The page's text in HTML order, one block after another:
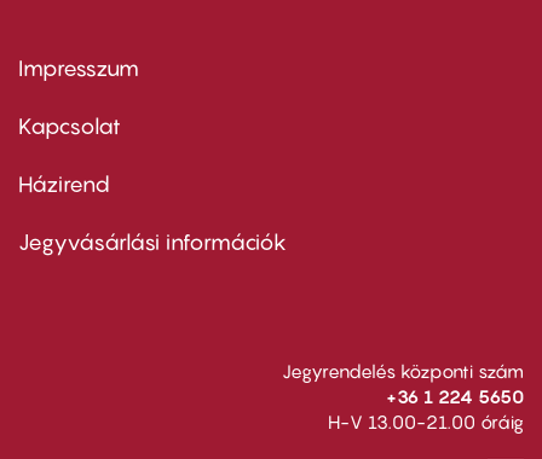
Footer
first
Impresszum
Kapcsolat
Footer
second
Házirend
Jegyvásárlási információk
Jegyrendelés központi szám
+36 1 224 5650
H-V 13.00-21.00 óráig